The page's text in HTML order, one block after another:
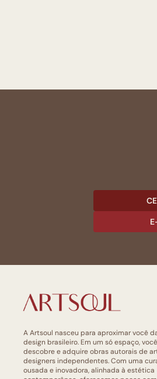
A Artsoul nasceu para aproximar você
design brasileiro. Em um só espaço, você
descobre e adquire obras autorais de
designers independentes. Com uma
ousada e inovadora, alinhada à estética